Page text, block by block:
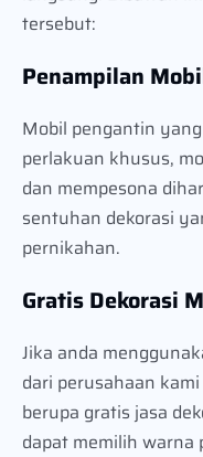
tersebut:
Penampilan
Mobil pengantin
perlakuan khusus,
dan mempesona
sentuhan dekorasi
pernikahan.
Gratis Dekorasi
Jika anda
dari perusahaan
berupa gratis jasa
dapat memilih warna